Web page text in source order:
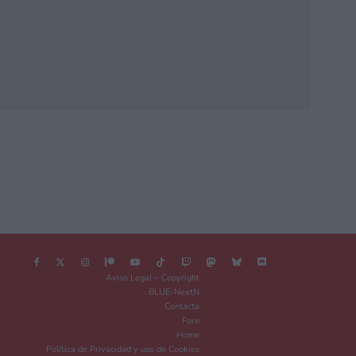
Aviso Legal – Copyright
BLUE-NextN
Contacta
Foro
Home
Política de Privacidad y uso de Cookies